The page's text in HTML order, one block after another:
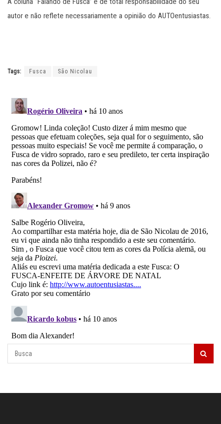
autor e não reflete necessariamente a opinião do AUTOentusiastas.
Tags: Fusca São Nicolau